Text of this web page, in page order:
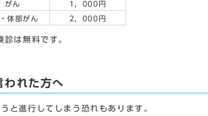
がん 1，000円
体部がん 2，000円
は無料です。
われた方へ
と進行してしまう恐れもあります。